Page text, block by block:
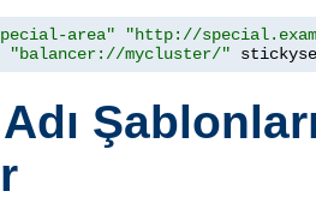
area"
"http://
"balancer://mycluster/"